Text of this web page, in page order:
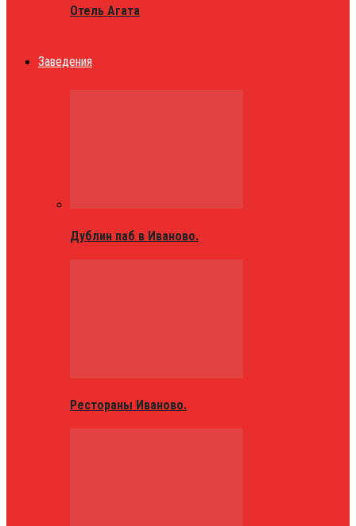
Отель Агата
Заведения
Дублин паб в Иваново.
Рестораны Иваново.